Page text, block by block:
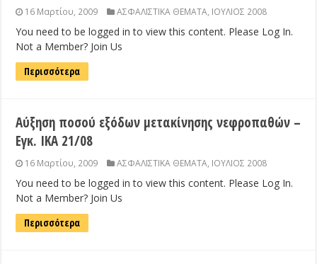
16 Μαρτίου, 2009 ΑΣΦΑΛΙΣΤΙΚΑ ΘΕΜΑΤΑ, ΙΟΥΛΙΟΣ 2008
You need to be logged in to view this content. Please Log In.
Not a Member? Join Us
Περισσότερα
Αύξηση ποσού εξόδων μετακίνησης νεφροπαθών –
Εγκ. ΙΚΑ 21/08
16 Μαρτίου, 2009 ΑΣΦΑΛΙΣΤΙΚΑ ΘΕΜΑΤΑ, ΙΟΥΛΙΟΣ 2008
You need to be logged in to view this content. Please Log In.
Not a Member? Join Us
Περισσότερα